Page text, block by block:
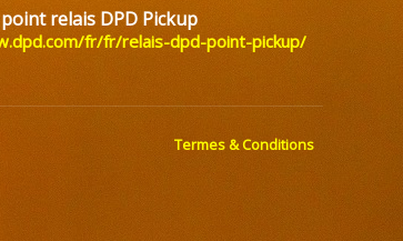
relais DPD Pickup
fr/fr/relais-dpd-point-pickup/
Termes & Conditions